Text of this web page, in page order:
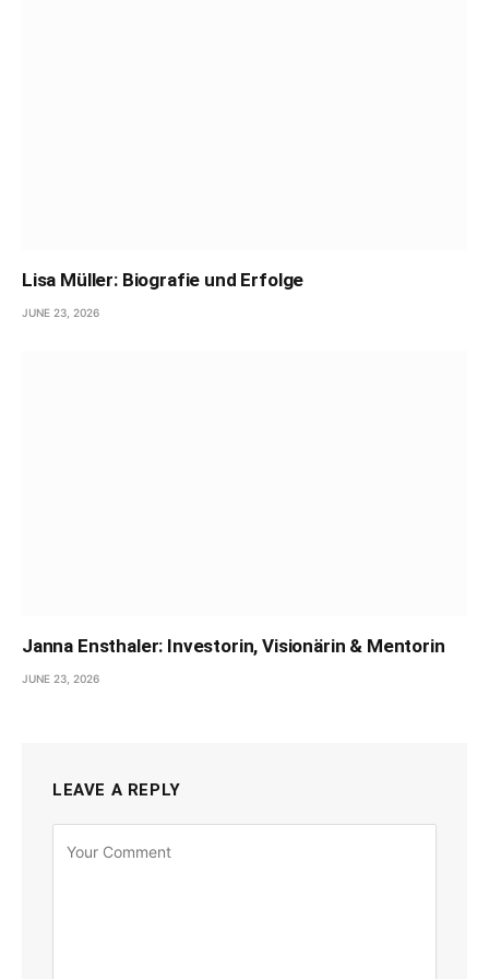
Lisa Müller: Biografie und Erfolge
JUNE 23, 2026
Janna Ensthaler: Investorin, Visionärin & Mentorin
JUNE 23, 2026
LEAVE A REPLY